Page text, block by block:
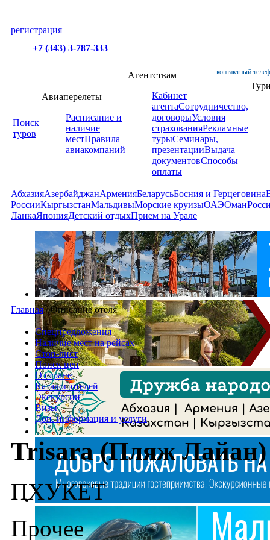
регистрация
+7 (343) 3-787-333
контактный
Поиск
туров
Авиаперелеты
Расписание и
наличие
местПравила
авиакомпаний
Агентствам
Кабинет
агентаСотрудничество,
договорыУсловия
страхованияРекламные
турыСеминары,
презентацииВыдача
документовСпособы
оплаты
АбхазияАзербайджанАрменияБеларусьБосния и Герцеговина
РоссииКыргызстанМальдивыМорские круизыОАЭОман
ЛанкаЯпонияДетский отдыхПрием на Урале
Главная /Описание отеля
Спецпредложения
Наличие мест на рейсах
Стоп-лист
Поиск цен
О стране
Каталог отелей
Экскурсии
Визы
Доп. информация и услуги
Trisara (Пляж
ПХУКЕТ
Прочее